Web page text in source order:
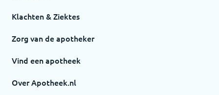
Klachten & Ziektes
Zorg van de apotheker
Vind een apotheek
Over Apotheek.nl